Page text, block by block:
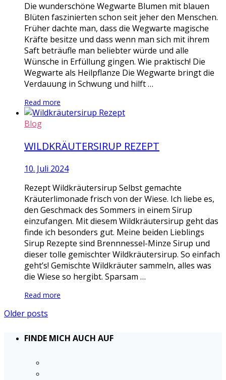
Die wunderschöne Wegwarte Blumen mit blauen
Blüten faszinierten schon seit jeher den Menschen.
Früher dachte man, dass die Wegwarte magische
Kräfte besitze und dass wenn man sich mit ihrem
Saft beträufle man beliebter würde und alle
Wünsche in Erfüllung gingen. Wie praktisch! Die
Wegwarte als Heilpflanze Die Wegwarte bringt die
Verdauung in Schwung und hilft …
Read more
Blog
WILDKRÄUTERSIRUP REZEPT
10. Juli 2024
Rezept Wildkräutersirup Selbst gemachte
Kräuterlimonade frisch von der Wiese. Ich liebe es,
den Geschmack des Sommers in einem Sirup
einzufangen. Mit diesem Wildkräutersirup geht das
finde ich besonders gut. Meine beiden Lieblings
Sirup Rezepte sind Brennnessel-Minze Sirup und
dieser tolle gemischter Wildkräutersirup. So einfach
geht’s! Gemischte Wildkräuter sammeln, alles was
die Wiese so hergibt. Sparsam …
Read more
Older posts
FINDE MICH AUCH AUF